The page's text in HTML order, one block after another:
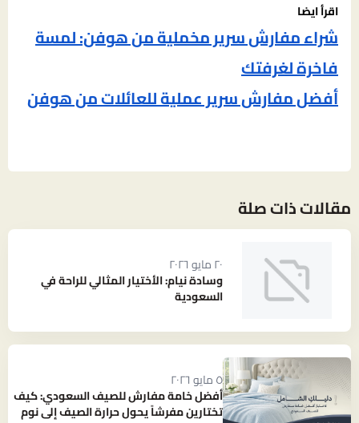
اقرأ ايضا
شراء مفارش سرير مخملية من هوفن: لمسة
فاخرة لغرفتك
أفضل مفارش سرير عملية للعائلات من هوفن
مقالات ذات صلة
٢٠ مايو ٢٠٢٦
وسادة نيام: الأختيار المثالي للراحة في
السعودية
٥ مايو ٢٠٢٦
أفضل خامة مفارش للصيف السعودي: كيف
تختارين مفرشاً يحول حرارة الصيف إلى نوم